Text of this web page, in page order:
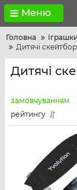
Меню
Головна
Дитячі
Дитячі
замовчуванням
рейтингу